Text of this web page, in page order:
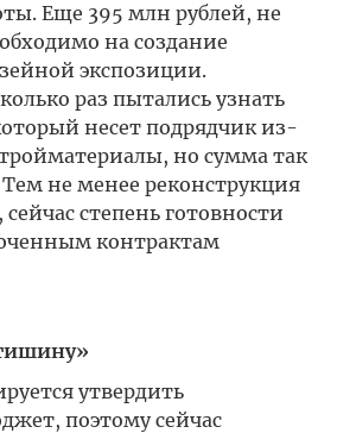
Еще 395 млн рублей, не
на создание
экспозиции.
раз пытались узнать
несет подрядчик из-
но сумма так
не менее реконструкция
степень готовности
контрактам
утвердить
поэтому сейчас